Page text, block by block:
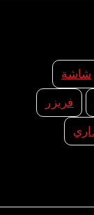
شاشة
فريزر